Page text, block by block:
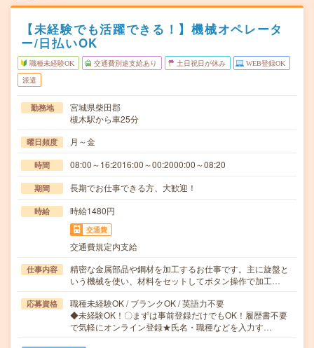
【未経験でも活躍できる！】機械オペレータ
ー/日払いOK
職種未経験OK 交通費別途支給あり 土日祝日が休み WEB登録OK
派遣
勤務地
宮城県柴田郡
槻木駅から車25分
曜日頻度 月～金
時間 08:00～16:2016:00～00:2000:00～08:20
期間 長期でお仕事できる方、大歓迎！
時給 時給1480円
交通費
交通費規定内支給
仕事内容
精密な金属部品や鋼材を加工するお仕事です。主に旋盤と
いう機械を使い、材料をセットしてボタン操作で加工…
応募資格
職種未経験OK / ブランクOK / 英語力不要
◆未経験OK！〇まずは事前登録だけでもOK！履歴書不要
で気軽にオンライン登録★氏名・職種などを入力す…